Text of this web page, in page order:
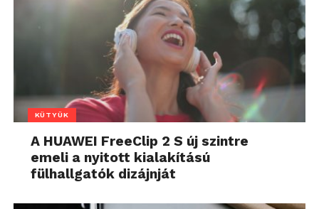
KÜTYÜK
A HUAWEI FreeClip 2 S új szintre
emeli a nyitott kialakítású
fülhallgatók dizájnját